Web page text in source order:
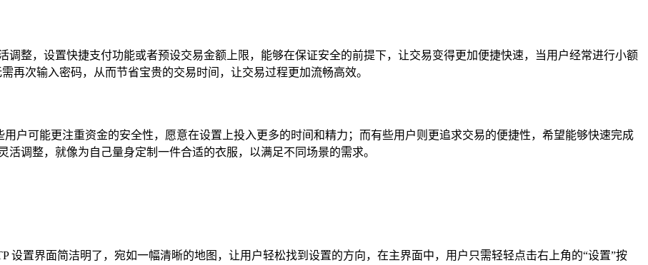
调整，设置快捷支付功能或者预设交易金额上限，能够在保证安全的前提下，让交易变得更加便捷快速，当用户经常进行小额
再次输入密码，从而节省宝贵的交易时间，让交易过程更加流畅高效。
户可能更注重资金的安全性，愿意在设置上投入更多的时间和精力；而有些用户则更追求交易的便捷性，希望能够快速完成
调整，就像为自己量身定制一件合适的衣服，以满足不同场景的需求。
设置界面简洁明了，宛如一幅清晰的地图，让用户轻松找到设置的方向，在主界面中，用户只需轻轻点击右上角的“设置”按